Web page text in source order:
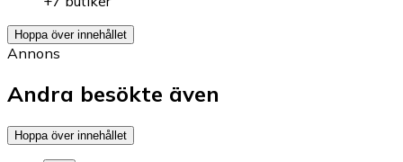
Hoppa över innehållet
Annons
Andra besökte även
Hoppa över innehållet